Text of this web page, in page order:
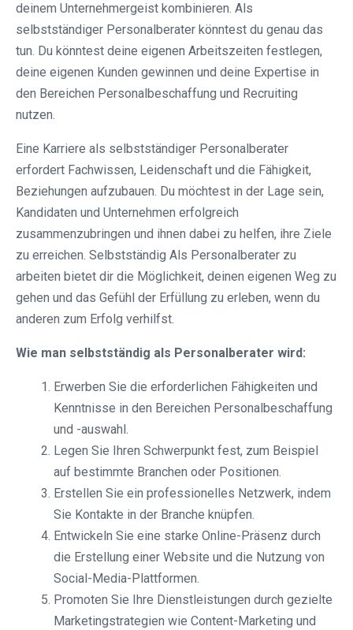
deinem Unternehmergeist kombinieren. Als
selbstständiger Personalberater könntest du genau das
tun. Du könntest deine eigenen Arbeitszeiten festlegen,
deine eigenen Kunden gewinnen und deine Expertise in
den Bereichen Personalbeschaffung und Recruiting
nutzen.
Eine Karriere als selbstständiger Personalberater
erfordert Fachwissen, Leidenschaft und die Fähigkeit,
Beziehungen aufzubauen. Du möchtest in der Lage sein,
Kandidaten und Unternehmen erfolgreich
zusammenzubringen und ihnen dabei zu helfen, ihre Ziele
zu erreichen. Selbstständig Als Personalberater zu
arbeiten bietet dir die Möglichkeit, deinen eigenen Weg zu
gehen und das Gefühl der Erfüllung zu erleben, wenn du
anderen zum Erfolg verhilfst.
Wie man selbstständig als Personalberater wird:
Erwerben Sie die erforderlichen Fähigkeiten und
Kenntnisse in den Bereichen Personalbeschaffung
und -auswahl.
Legen Sie Ihren Schwerpunkt fest, zum Beispiel
auf bestimmte Branchen oder Positionen.
Erstellen Sie ein professionelles Netzwerk, indem
Sie Kontakte in der Branche knüpfen.
Entwickeln Sie eine starke Online-Präsenz durch
die Erstellung einer Website und die Nutzung von
Social-Media-Plattformen.
Promoten Sie Ihre Dienstleistungen durch gezielte
Marketingstrategien wie Content-Marketing und